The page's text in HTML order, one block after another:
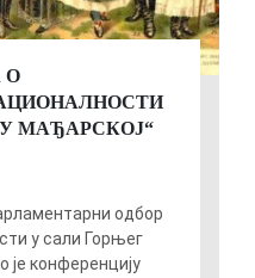
О
МАЂАРСКОЈ“
одбор
у сали Горњег
конференцију